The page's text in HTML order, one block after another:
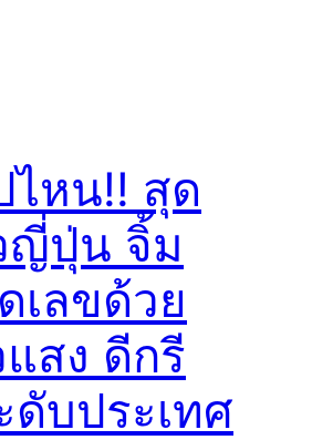
ไหน!! สุด
ญี่ปุ่น จิ้ม
เลขด้วย
สง ดีกรี
บประเทศ